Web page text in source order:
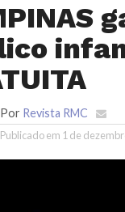
Por Revista RMC
Publicado em 1 de